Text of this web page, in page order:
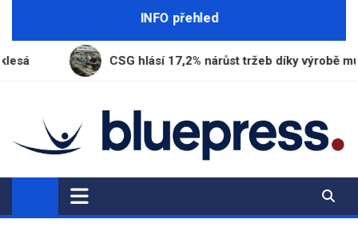
INFO přehled
CSG hlásí 17,2% nárůst tržeb díky výrobě munice
BluePress.cz
Seriózní průvodce moderním životem